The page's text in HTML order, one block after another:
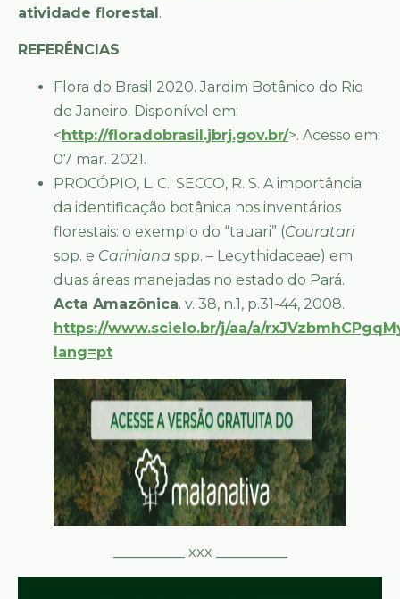
atividade florestal.
REFERÊNCIAS
Flora do Brasil 2020. Jardim Botânico do Rio
de Janeiro. Disponível em:
<http://floradobrasil.jbrj.gov.br/>. Acesso em:
07 mar. 2021.
PROCÓPIO, L. C.; SECCO, R. S. A importância
da identificação botânica nos inventários
florestais: o exemplo do “tauari” (Couratari
spp. e Cariniana spp. – Lecythidaceae) em
duas áreas manejadas no estado do Pará.
Acta Amazônica. v. 38, n.1, p.31-44, 2008.
https://www.scielo.br/j/aa/a/
lang=pt
__________ xxx __________